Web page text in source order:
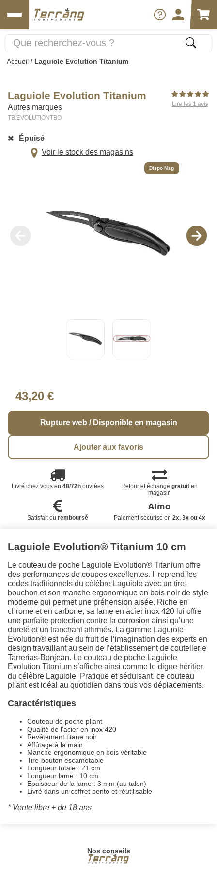
Accueil / Laguiole Evolution Titanium
Laguiole Evolution Titanium
Autres marques
TB.EVOLUTIONTBO
Lire les 1 avis
Épuisé
Voir le stock des magasins
Dispo Mag
43,20 €
Rupture web / Disponible en magasin
Ajouter aux favoris
Livré chez vous en 48/72houvrées Retour et échangegratuit en
magasin
Satisfait ou remboursé Paiement sécurisé en 2x, 3x ou 4x
Laguiole Evolution® Titanium 10 cm
Le couteau de poche Laguiole Evolution® Titanium offre
des performances de coupes excellentes. Il reprend les
codes traditionnels du célèbre Laguiole avec un tire-
bouchon et son manche ergonomique en bois noir de style
moderne qui permet une préhension aisée. Riche en
chrome et en carbone, sa lame en acier inox 420 lui offre
une parfaite protection contre la corrosion ainsi qu’une
dureté et un tranchant affirmés. La gamme Laguiole
Evolution® est née du fruit de l’imagination des experts en
design travaillant au sein de l’établissement de coutellerie
Tarrerias-Bonjean. Le couteau de poche Laguiole
Evolution Titanium s’affiche ainsi comme le digne héritier
du célèbre Laguiole. Pratique et séduisant, ce couteau
pliant est idéal au quotidien dans tous vos déplacements.
Caractéristiques
Couteau de poche pliant
Qualité de l'acier en inox 420
Revêtement titane noir
Affûtage à la main
Manche ergonomique en bois véritable
Tire-bouton escamotable
Longueur totale : 21 cm
Longueur lame : 10 cm
Epaisseur de la lame : 3 mm (au talon)
Livré dans un coffret bento et réutilisable
* Vente libre + de 18 ans
Nos conseils